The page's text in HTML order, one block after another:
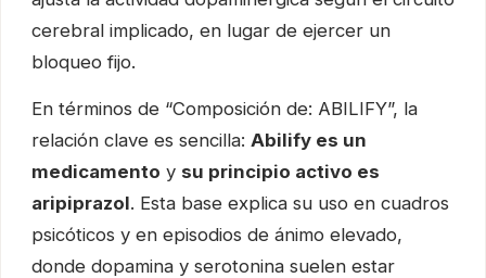
cerebral implicado, en lugar de ejercer un
bloqueo fijo.
En términos de “Composición de: ABILIFY”, la
relación clave es sencilla: Abilify es un
medicamento y su principio activo es
aripiprazol. Esta base explica su uso en cuadros
psicóticos y en episodios de ánimo elevado,
donde dopamina y serotonina suelen estar